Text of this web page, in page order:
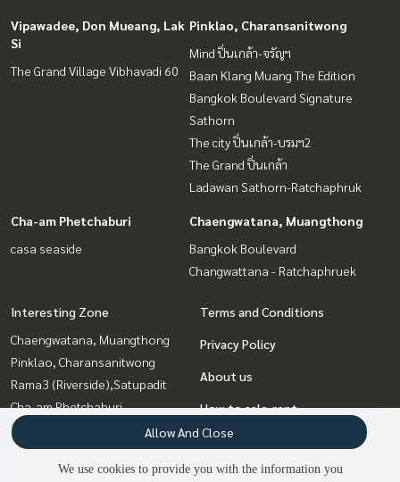
Vipawadee, Don Mueang, Lak
Si
The Grand Village Vibhavadi 60
Pinklao, Charansanitwong
Mind ปิ่นเกล้า-จรัญฯ
Baan Klang Muang The Edition
Bangkok Boulevard Signature
Sathorn
The city ปิ่นเกล้า-บรมฯ2
The Grand ปิ่นเกล้า
Ladawan Sathorn-Ratchaphruk
Cha-am Phetchaburi
casa seaside
Chaengwatana, Muangthong
Bangkok Boulevard
Changwattana - Ratchaphruek
Interesting Zone
Chaengwatana, Muangthong
Pinklao, Charansanitwong
Rama3 (Riverside),Satupadit
Cha-am Phetchaburi
Rama5, Ratchapruek,
Bangkruai
Vipawadee, Don Mueang, Lak
Terms and Conditions
Privacy Policy
About us
How to sale-rent
Contact
We use cookies to provide you with the information you
Allow And Close